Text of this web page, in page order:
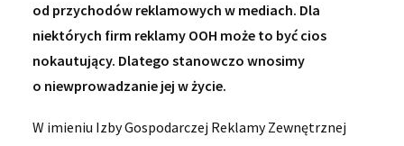
od przychodów reklamowych w mediach. Dla
niektórych firm reklamy OOH może to być cios
nokautujący. Dlatego stanowczo wnosimy
o niewprowadzanie jej w życie.
W imieniu Izby Gospodarczej Reklamy Zewnętrznej